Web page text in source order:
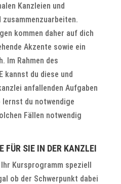
Kanzleien und
zusammenzuarbeiten.
kommen daher auf dich
Akzente sowie ein
Im Rahmen des
kannst du diese und
anfallenden Aufgaben
lernst du notwendige
Fällen notwendig
FÜR SIE IN DER KANZLEI
Kursprogramm speziell
ob der Schwerpunkt dabei